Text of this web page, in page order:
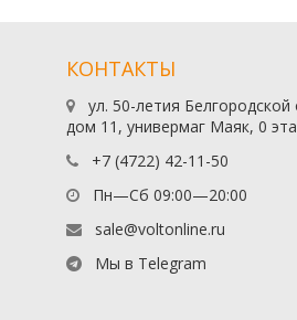
КОНТАКТЫ
ул. 50-летия Белгородской
дом 11, универмаг Маяк, 0
+7 (4722) 42-11-50
Пн—Сб 09:00—20:00
sale@voltonline.ru
Мы в Telegram